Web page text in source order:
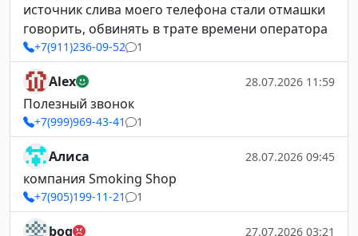
источник слива моего телефона стали отмашки
говорить, обвинять в трате времени оператора
+7(911)236-09-52 1
Alex 28.07.2026 11:59
Полезный звонок
+7(999)969-43-41 1
Алиса 28.07.2026 09:45
компания Smoking Shop
+7(905)199-11-21 1
bog 27.07.2026 03:21